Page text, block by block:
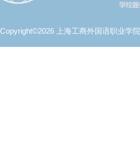
Copyright©2026 上海工商外国语职业